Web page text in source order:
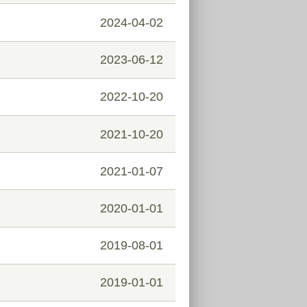
2024-04-02
2023-06-12
2022-10-20
2021-10-20
2021-01-07
2020-01-01
2019-08-01
2019-01-01